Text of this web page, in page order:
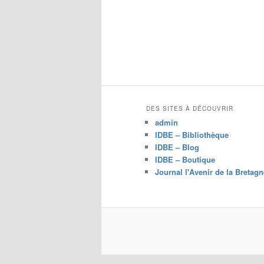
DES SITES À DÉCOUVRIR
admin
IDBE – Bibliothèque
IDBE – Blog
IDBE – Boutique
Journal l'Avenir de la